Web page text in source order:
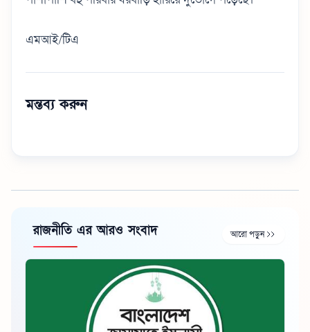
এমআই/টিএ
মন্তব্য করুন
রাজনীতি এর আরও সংবাদ আরো পড়ুন